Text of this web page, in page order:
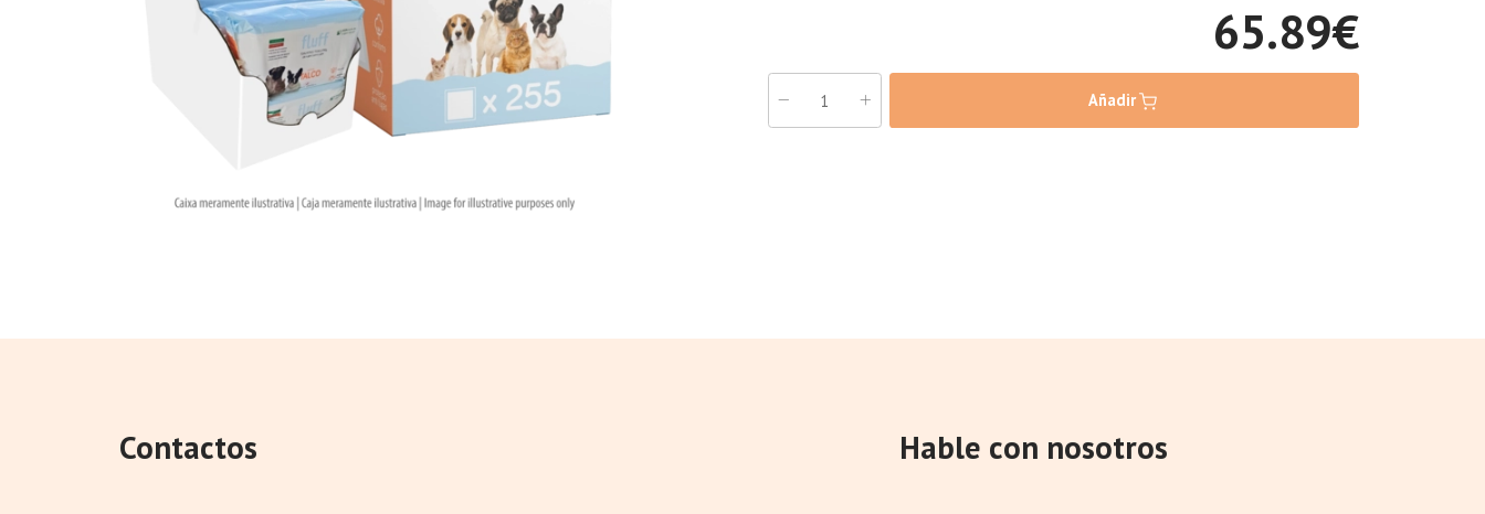
65.89€
Añadir
Contactos Hable con nosotros